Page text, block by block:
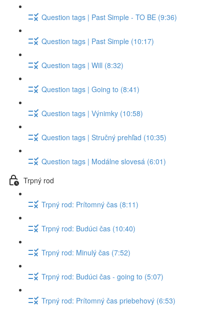
Question tags | Past Simple - TO BE (9:36)
Question tags | Past Simple (10:17)
Question tags | Will (8:32)
Question tags | Going to (8:41)
Question tags | Výnimky (10:58)
Question tags | Stručný prehľad (10:35)
Question tags | Modálne slovesá (6:01)
Trpný rod
Trpný rod: Prítomný čas (8:11)
Trpný rod: Budúci čas (10:40)
Trpný rod: Minulý čas (7:52)
Trpný rod: Budúci čas - going to (5:07)
Trpný rod: Prítomný čas priebehový (6:53)